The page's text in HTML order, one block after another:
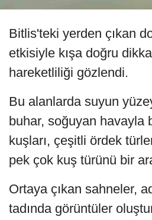
Bitlis'teki yerden çıkan
etkisiyle kışa doğru
hareketliliği gözlendi.
Bu alanlarda suyun
buhar, soğuyan havayla
kuşları, çeşitli ördek
pek çok kuş türünü bir
Ortaya çıkan sahneler,
tadında görüntüler